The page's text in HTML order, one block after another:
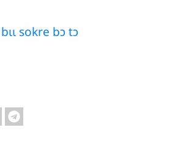
sokre bɔ tɔ